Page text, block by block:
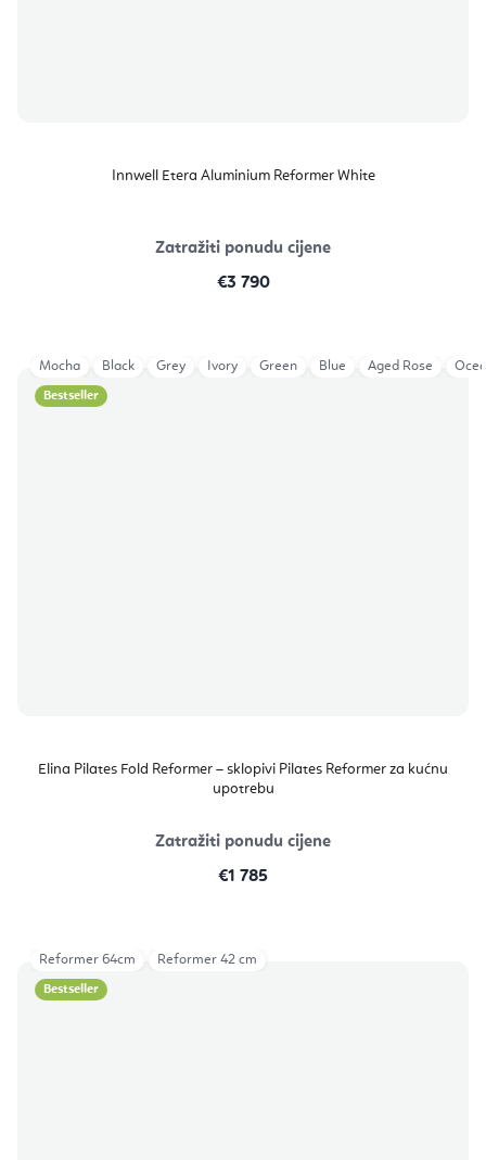
Innwell Etera Aluminium Reformer White
Zatražiti ponudu cijene
€3 790
Bestseller
Elina Pilates Fold Reformer – sklopivi Pilates Reformer za kućnu
upotrebu
Zatražiti ponudu cijene
€1 785
Mocha Black Grey Ivory Green Blue Aged Rose
Bestseller
Reformer 64cm Reformer 42 cm